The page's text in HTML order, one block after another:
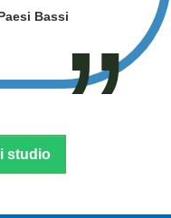
Bassi
studio